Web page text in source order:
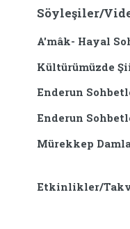
Söyleşiler/
A'mâk- Hayal
Kültürümüzde
Enderun
Enderun
Mürekkep
Etkinlikler/